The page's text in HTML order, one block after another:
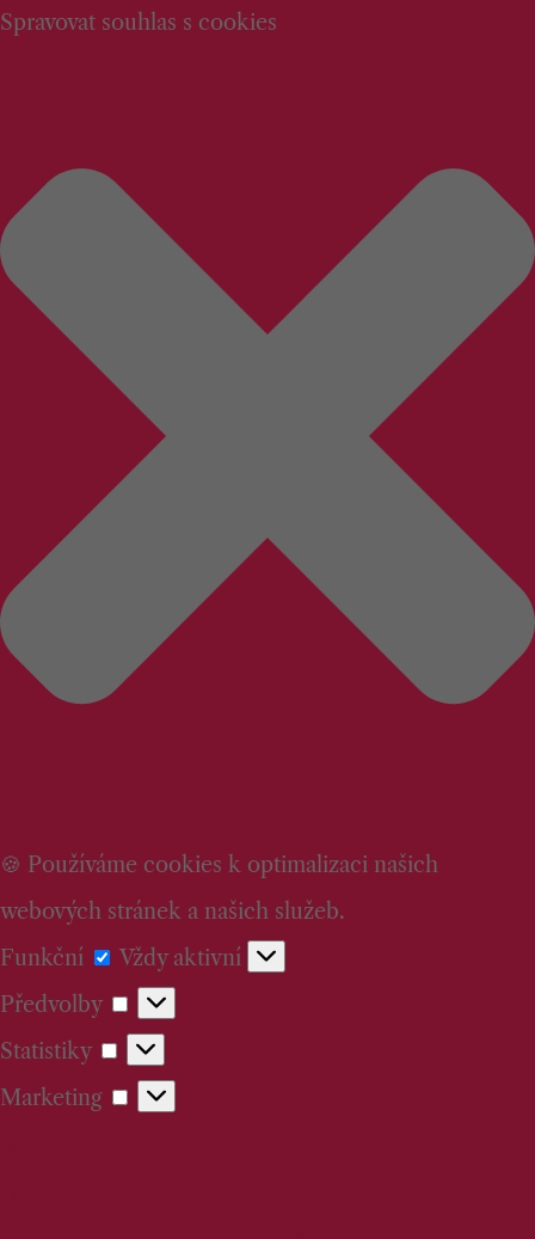
Spravovat souhlas s cookies
🍪 Používáme cookies k optimalizaci našich
webových stránek a našich služeb.
Funkční
Funkční
Vždy aktivní
Předvolby
Předvolby
Statistiky
Statistiky
Marketing
Marketing